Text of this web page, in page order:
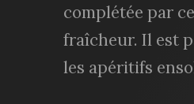
complétée par
fraîcheur. Il est
les apéritifs